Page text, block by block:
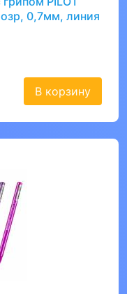
0,7мм, линия
В корзину